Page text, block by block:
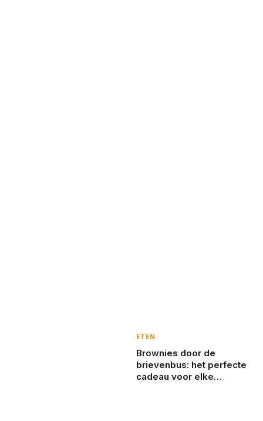
ETEN
Brownies door de
brievenbus: het perfecte
cadeau voor elke